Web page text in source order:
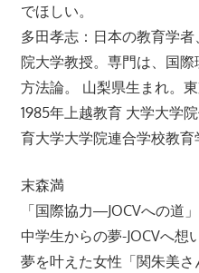
でほしい。
多田孝志：日本の教育学
院大学教授。専門は、国
方法論。 山梨県生まれ。
1985年上越教育 大学大学
育大学大学院連合学校教
末森満
「国際協力―JOCVへの道」
中学生からの夢-JOCVへ想
夢を叶えた女性「関朱美